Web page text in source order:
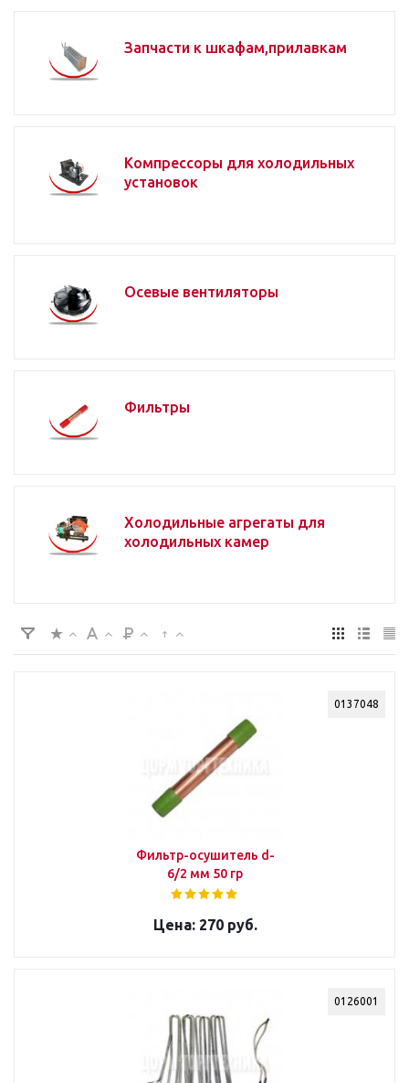
Запчасти к шкафам,прилавкам
Компрессоры для холодильных
установок
Осевые вентиляторы
Фильтры
Холодильные агрегаты для
холодильных камер
0137048
Фильтр-осушитель d-
6/2 мм 50 гр
270 руб.
0126001